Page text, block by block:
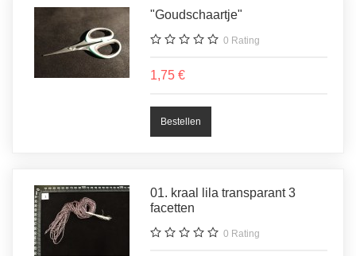
"Goudschaartje"
0 Rating
1,75 €
01. kraal lila transparant 3
facetten
0 Rating